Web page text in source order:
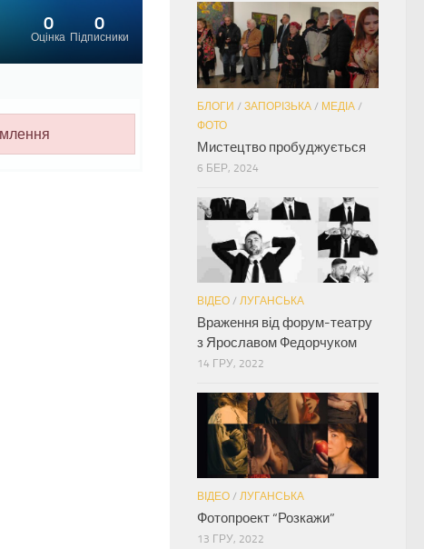
Оцінка
0
Підписники
0
БЛОГИ / ЗАПОРІЗЬКА / МЕДІА /
ФОТО
Мистецтво пробуджується
6 БЕР, 2024
ВІДЕО / ЛУГАНСЬКА
Враження від форум-театру
з Ярославом Федорчуком
14 ГРУ, 2022
ВІДЕО / ЛУГАНСЬКА
Фотопроект “Розкажи”
13 ГРУ, 2022